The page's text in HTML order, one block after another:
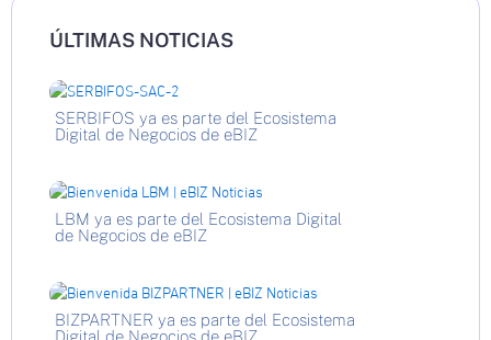
ÚLTIMAS NOTICIAS
SERBIFOS ya es parte del Ecosistema
Digital de Negocios de eBIZ
LBM ya es parte del Ecosistema Digital
de Negocios de eBIZ
BIZPARTNER ya es parte del Ecosistema
Digital de Negocios de eBIZ